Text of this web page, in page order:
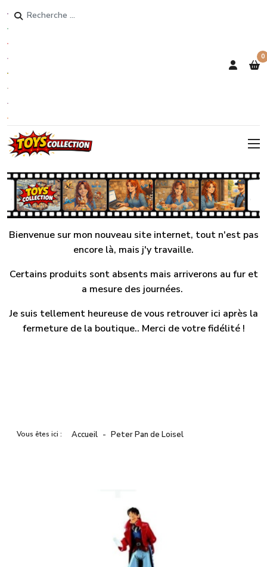
Rechercher
0
Bienvenue sur mon nouveau site internet, tout n'est pas
encore là, mais j'y travaille.
Certains produits sont absents mais arriverons au fur et
a mesure des journées.
Je suis tellement heureuse de vous retrouver ici après la
fermeture de la boutique.. Merci de votre fidélité !
Vous êtes ici : Accueil Peter Pan de Loisel